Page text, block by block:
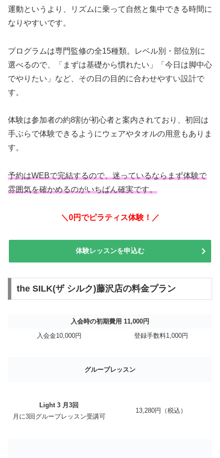
運動というより、リズムに乗って自然と集中できる時間に
なりやすいです。
プログラムは専門監修の全15種類。レベル別・部位別に
選べるので、「まずは基礎から慣れたい」「今日は脚中心
でやりたい」など、その日の目的に合わせやすい設計で
す。
体験は参加者の約8割が初心者と案内されており、初回は
手ぶらで体験できるようにウェアやタオルの用意もありま
す。
予約はWEBで完結するので、迷っているならまず体験で
雰囲気を確かめるのがいちばん確実です。
＼0円でピラティス体験！／
体験レッスンを申込む
the SILK(ザ シルク)藤沢店の料金プラン
入会時の初期費用 11,000円
入会金10,000円
登録手数料1,000円
グループレッスン
Light 3 月3回
月に3回グループレッスン受講可
13,280円（税込）